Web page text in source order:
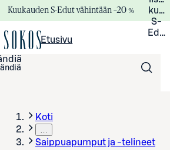
Kuukauden S-Edut vähintään –20 %
S-
Etusivu
Koti
…
Saippuapumput ja -telineet